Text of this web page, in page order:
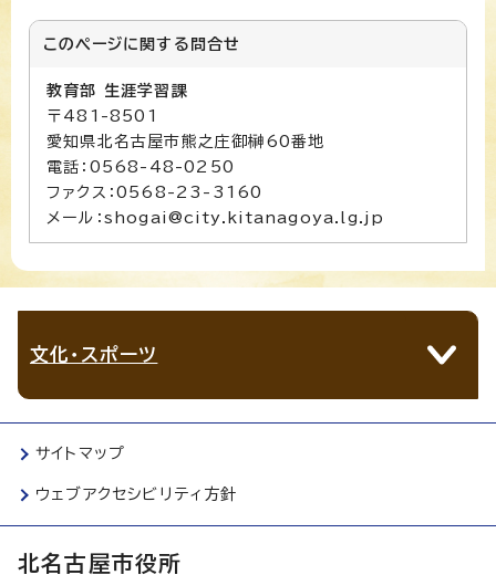
このページに関する 問合せ
教育部 生涯学習課
〒481-8501
愛知県北名古屋市熊之庄御榊60番地
電話：0568-48-0250
ファクス：0568-23-3160
メール：shogai@city.kitanagoya.lg.jp
文化・スポーツ
サイトマップ
ウェブアクセシビリティ方針
北名古屋市役所